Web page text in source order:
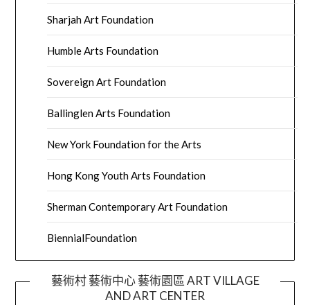
Sharjah Art Foundation
Humble Arts Foundation
Sovereign Art Foundation
Ballinglen Arts Foundation
New York Foundation for the Arts
Hong Kong Youth Arts Foundation
Sherman Contemporary Art Foundation
BiennialFoundation
藝術村 藝術中心 藝術園區 ART VILLAGE
AND ART CENTER